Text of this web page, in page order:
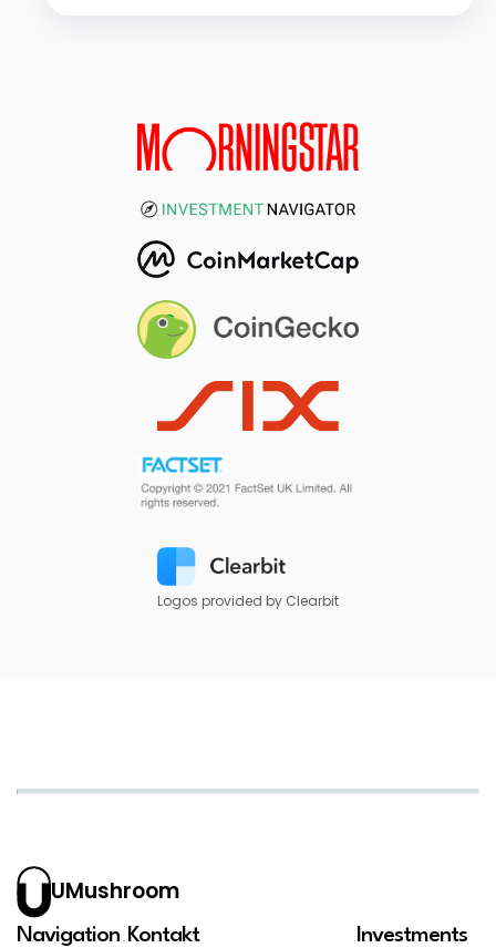
Logos provided by Clearbit
UMushroom
Navigation Kontakt Investments